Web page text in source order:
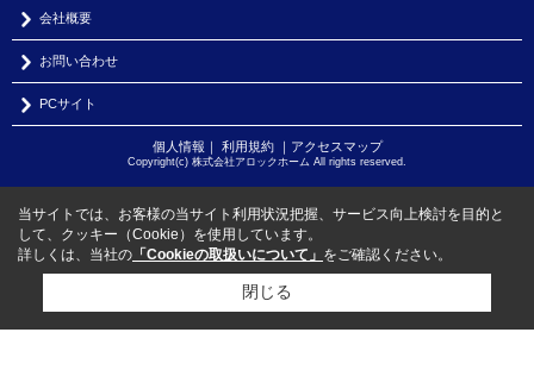
会社概要
お問い合わせ
PCサイト
個人情報 ｜ 利用規約｜ アクセスマップ
Copyright(c) 株式会社アロックホーム All rights reserved.
当サイトでは、お客様の当サイト利用状況把握、サービス向上検討を目的と
して、クッキー（Cookie）を使用しています。
詳しくは、当社の 「Cookieの取扱いについて」 をご確認ください。
閉じる